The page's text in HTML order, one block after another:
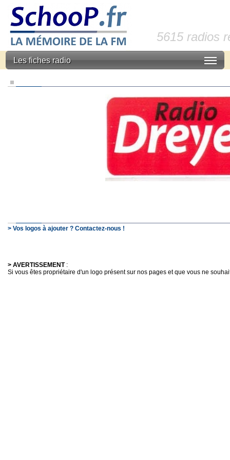
5615 radios
Les fiches radio
> Vos logos à ajouter ? Contactez-nous !
> AVERTISSEMENT:
Si vous êtes propriétaire d'un logo présent sur nos pages et que vous ne